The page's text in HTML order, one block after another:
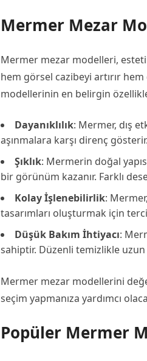
Mermer Mezar
Mermer mezar modelleri,
hem görsel cazibeyi artırır
modellerinin en belirgin
Dayanıklılık: Mermer, dış
aşınmalara karşı direnç gösterir.
Şıklık: Mermerin doğal
bir görünüm kazanır. Farklı
Kolay İşlenebilirlik:
tasarımları oluşturmak için
Düşük Bakım İhtiyacı:
sahiptir. Düzenli temizlikle
Mermer mezar modellerini
seçim yapmanıza yardımcı
Popüler Mermer